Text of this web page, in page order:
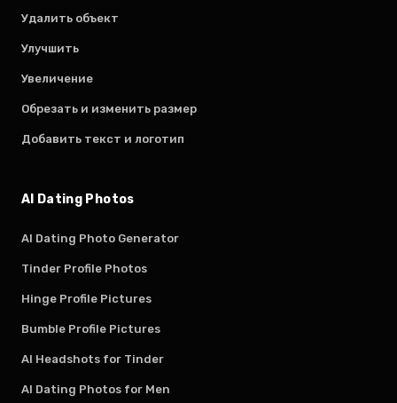
Удалить объект
Улучшить
Увеличение
Обрезать и изменить размер
Добавить текст и логотип
AI Dating Photos
AI Dating Photo Generator
Tinder Profile Photos
Hinge Profile Pictures
Bumble Profile Pictures
AI Headshots for Tinder
AI Dating Photos for Men